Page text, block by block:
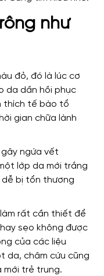
như
đỏ, đó là lúc cơ
da dần hồi phục
thích tế bào tổ
gian chữa lành
ngứa vết
lớp da mới trắng
dễ bị tổn thương
rất cần thiết để
sẹo không được
của các liệu
da, châm cứu cũng
mới trẻ trung.